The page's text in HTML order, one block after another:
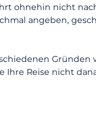
ohnehin nicht
angeben,
Gründen
Ihre Reise nicht